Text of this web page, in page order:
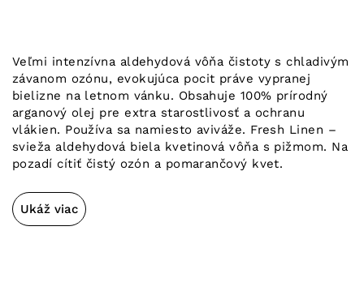
Veľmi intenzívna aldehydová vôňa čistoty s chladivým
závanom ozónu, evokujúca pocit práve vypranej
bielizne na letnom vánku. Obsahuje 100% prírodný
arganový olej pre extra starostlivosť a ochranu
vlákien. Používa sa namiesto aviváže. Fresh Linen –
svieža aldehydová biela kvetinová vôňa s pižmom. Na
pozadí cítiť čistý ozón a pomarančový kvet.
Ukáž viac